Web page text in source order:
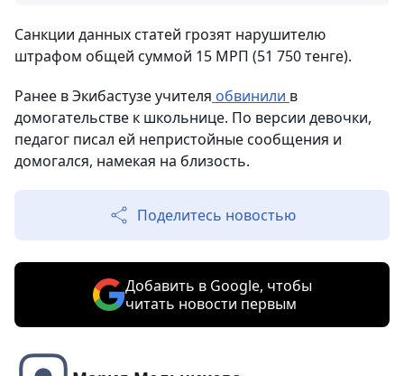
Санкции данных статей грозят нарушителю
штрафом общей суммой 15 МРП (51 750 тенге).
Ранее в Экибастузе учителя обвинили в
домогательстве к школьнице. По версии девочки,
педагог писал ей непристойные сообщения и
домогался, намекая на близость.
Поделитесь новостью
Добавить в Google, чтобы
читать новости первым